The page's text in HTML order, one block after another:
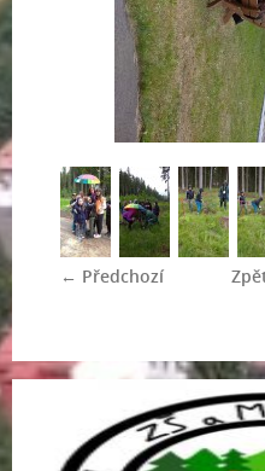
← Předchozí